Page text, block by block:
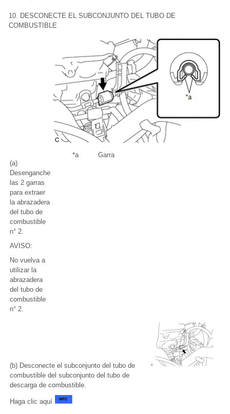
10. DESCONECTE EL SUBCONJUNTO DEL TUBO DE
COMBUSTIBLE
(a)
Desenganche
las 2 garras
para extraer
la abrazadera
del tubo de
combustible
n° 2.
AVISO:
No vuelva a
utilizar la
abrazadera
del tubo de
combustible
n° 2.
*a Garra
(b) Desconecte el subconjunto del tubo de
combustible del subconjunto del tubo de
descarga de combustible.
Haga clic aquí